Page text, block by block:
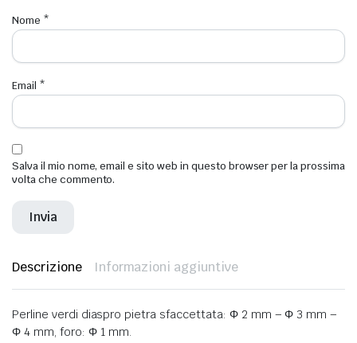
Nome *
Email *
Salva il mio nome, email e sito web in questo browser per la prossima
volta che commento.
Descrizione Informazioni aggiuntive
Perline verdi diaspro pietra sfaccettata: Φ 2 mm – Φ 3 mm –
Φ 4 mm, foro: Φ 1 mm.